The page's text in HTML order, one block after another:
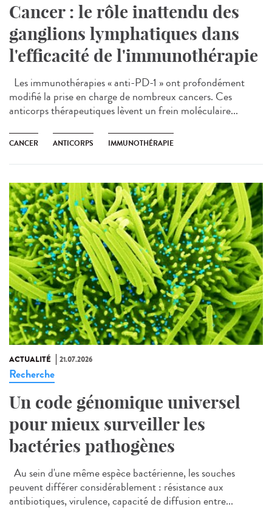
Cancer : le rôle inattendu des
ganglions lymphatiques dans
l'efficacité de l'immunothérapie
Les immunothérapies « anti-PD-1 » ont profondément
modifié la prise en charge de nombreux cancers. Ces
anticorps thérapeutiques lèvent un frein moléculaire...
CANCER ANTICORPS IMMUNOTHÉRAPIE
ACTUALITÉ 21.07.2026
Recherche
Un code génomique universel
pour mieux surveiller les
bactéries pathogènes
Au sein d'une même espèce bactérienne, les souches
peuvent différer considérablement : résistance aux
antibiotiques, virulence, capacité de diffusion entre...